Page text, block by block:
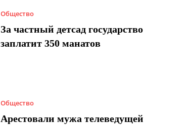
Общество
За частный детсад государство
заплатит 350 манатов
Общество
Арестовали мужа телеведущей